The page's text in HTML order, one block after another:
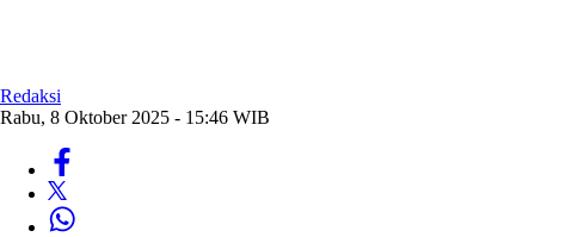
Redaksi
Rabu, 8 Oktober 2025 - 15:46 WIB